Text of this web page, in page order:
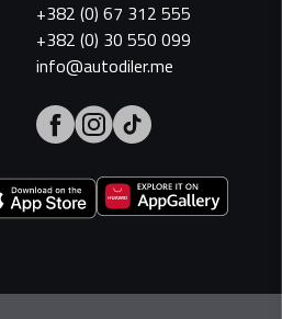
+382 (0) 67 312 555
+382 (0) 30 550 099
info@autodiler.me